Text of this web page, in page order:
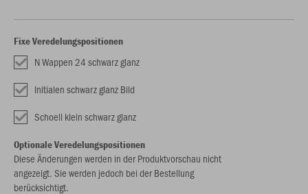
Fixe Veredelungspositionen
N Wappen 24 schwarz glanz
Initialen schwarz glanz Bild
Schoell klein schwarz glanz
Optionale Veredelungspositionen
Diese Änderungen werden in der Produktvorschau nicht
angezeigt. Sie werden jedoch bei der Bestellung
berücksichtigt.